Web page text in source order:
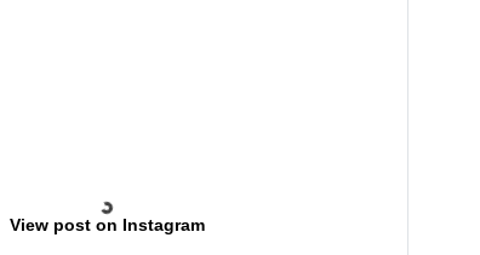
View post on Instagram